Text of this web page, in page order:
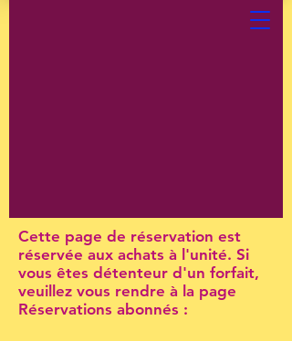
Cette page de réservation est
réservée aux achats à l'unité. Si
vous êtes détenteur d'un forfait,
veuillez vous rendre à la page
Réservations abonnés :